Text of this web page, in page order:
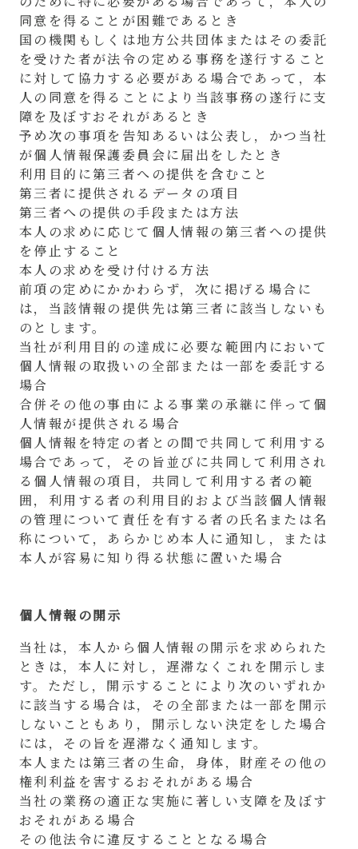
同意を得ることが困難であるとき
国の機関もしくは地方公共団体またはその委託
を受けた者が法令の定める事務を遂行すること
に対して協力する必要がある場合であって，本
人の同意を得ることにより当該事務の遂行に支
障を及ぼすおそれがあるとき
予め次の事項を告知あるいは公表し，かつ当社
が個人情報保護委員会に届出をしたとき
利用目的に第三者への提供を含むこと
第三者に提供されるデータの項目
第三者への提供の手段または方法
本人の求めに応じて個人情報の第三者への提供
を停止すること
本人の求めを受け付ける方法
前項の定めにかかわらず，次に掲げる場合に
は，当該情報の提供先は第三者に該当しないも
のとします。
当社が利用目的の達成に必要な範囲内において
個人情報の取扱いの全部または一部を委託する
場合
合併その他の事由による事業の承継に伴って個
人情報が提供される場合
個人情報を特定の者との間で共同して利用する
場合であって，その旨並びに共同して利用され
る個人情報の項目，共同して利用する者の範
囲，利用する者の利用目的および当該個人情報
の管理について責任を有する者の氏名または名
称について，あらかじめ本人に通知し，または
本人が容易に知り得る状態に置いた場合
個人情報の開示
当社は，本人から個人情報の開示を求められた
ときは，本人に対し，遅滞なくこれを開示しま
す。ただし，開示することにより次のいずれか
に該当する場合は，その全部または一部を開示
しないこともあり，開示しない決定をした場合
には，その旨を遅滞なく通知します。
本人または第三者の生命，身体，財産その他の
権利利益を害するおそれがある場合
当社の業務の適正な実施に著しい支障を及ぼす
おそれがある場合
その他法令に違反することとなる場合